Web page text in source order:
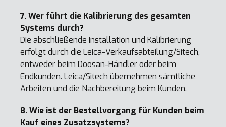
7. Wer führt die Kalibrierung des gesamten
Systems durch?
Die abschließende Installation und Kalibrierung
erfolgt durch die Leica-Verkaufsabteilung/Sitech,
entweder beim Doosan-Händler oder beim
Endkunden. Leica/Sitech übernehmen sämtliche
Arbeiten und die Nachbereitung beim Kunden.
8. Wie ist der Bestellvorgang für Kunden beim
Kauf eines Zusatzsystems?